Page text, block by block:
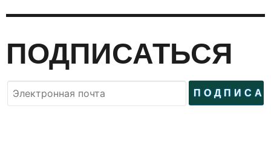
ПОДПИСАТЬСЯ